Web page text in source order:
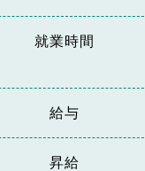
就業時間
給与
昇給